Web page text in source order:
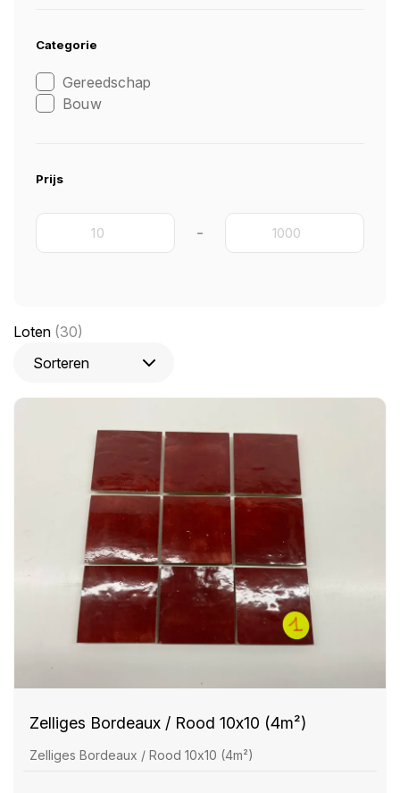
Categorie
Gereedschap
Bouw
Prijs
-
Loten (30)
Zelliges Bordeaux / Rood 10x10 (4m²)
Zelliges Bordeaux / Rood 10x10 (4m²)